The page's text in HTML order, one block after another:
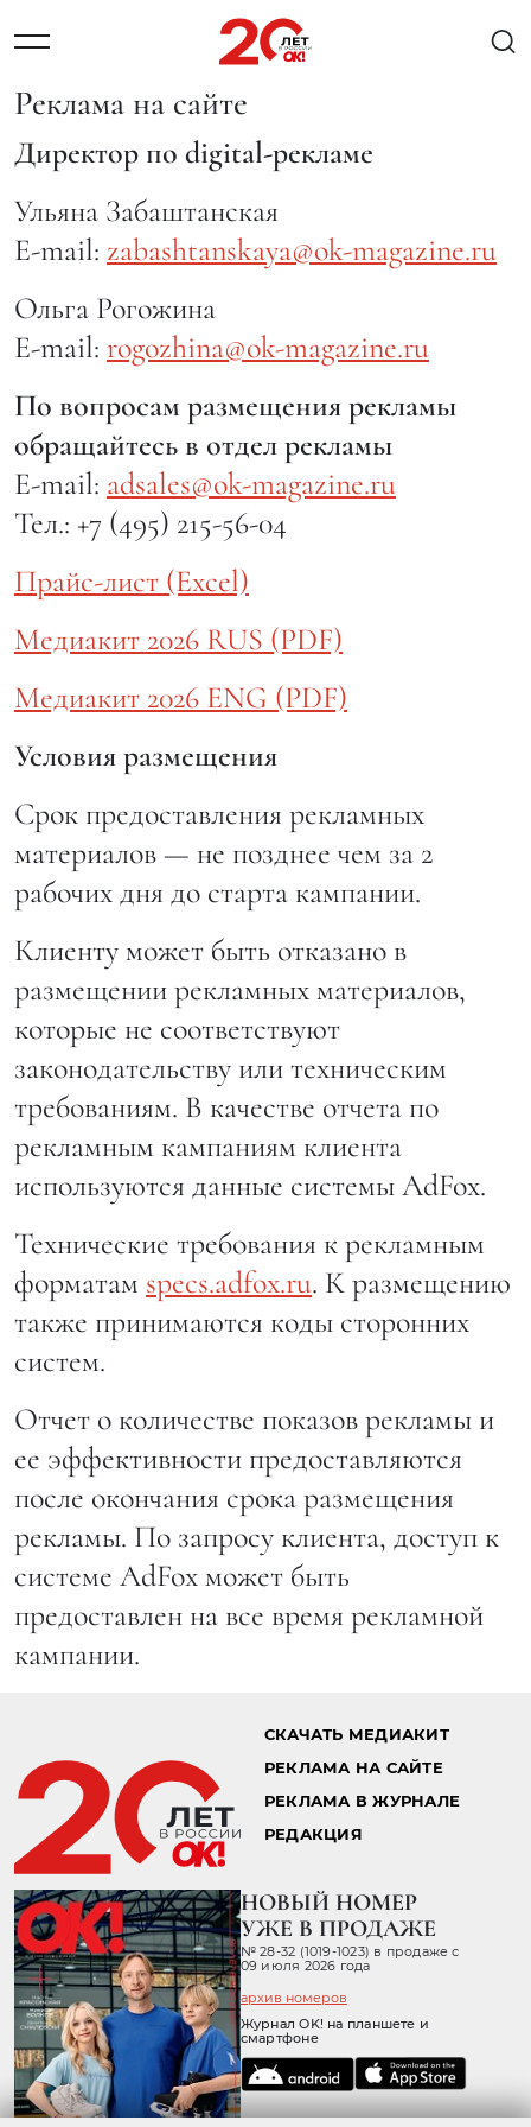
Реклама на сайте
Директор по digital-рекламе
Ульяна Забаштанская
E-mail: zabashtanskaya@ok-magazine.ru
Ольга Рогожина
E-mail: rogozhina@ok-magazine.ru
По вопросам размещения рекламы
обращайтесь в отдел рекламы
E-mail: adsales@ok-magazine.ru
Тел.: +7 (495) 215-56-04
Прайс-лист (Exсel)
Медиакит 2026 RUS (PDF)
Медиакит 2026 ENG (PDF)
Условия размещения
Срок предоставления рекламных
материалов — не позднее чем за 2
рабочих дня до старта кампании.
Клиенту может быть отказано в
размещении рекламных материалов,
которые не соответствуют
законодательству или техническим
требованиям. В качестве отчета по
рекламным кампаниям клиента
используются данные системы AdFox.
Технические требования к рекламным
форматам specs.adfox.ru. К размещению
также принимаются коды сторонних
систем.
Отчет о количестве показов рекламы и
ее эффективности предоставляются
после окончания срока размещения
рекламы. По запросу клиента, доступ к
системе AdFox может быть
предоставлен на все время рекламной
кампании.
СКАЧАТЬ МЕДИАКИТ
РЕКЛАМА НА САЙТЕ
РЕКЛАМА В ЖУРНАЛЕ
РЕДАКЦИЯ
НОВЫЙ НОМЕР
УЖЕ В ПРОДАЖЕ
№ 28-32 (1019-1023) в продаже с
09 июля 2026 года
архив номеров
Журнал OK! на планшете и
смартфоне